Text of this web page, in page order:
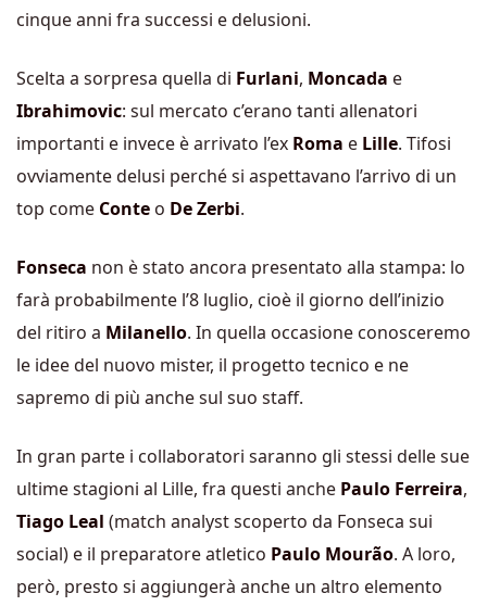
cinque anni fra successi e delusioni.
Scelta a sorpresa quella di Furlani, Moncada e
Ibrahimovic: sul mercato c’erano tanti allenatori
importanti e invece è arrivato l’ex Roma e Lille. Tifosi
ovviamente delusi perché si aspettavano l’arrivo di un
top come Conte o De Zerbi.
Fonseca non è stato ancora presentato alla stampa: lo
farà probabilmente l’8 luglio, cioè il giorno dell’inizio
del ritiro a Milanello. In quella occasione conosceremo
le idee del nuovo mister, il progetto tecnico e ne
sapremo di più anche sul suo staff.
In gran parte i collaboratori saranno gli stessi delle sue
ultime stagioni al Lille, fra questi anche Paulo Ferreira,
Tiago Leal (match analyst scoperto da Fonseca sui
social) e il preparatore atletico Paulo Mourão. A loro,
però, presto si aggiungerà anche un altro elemento